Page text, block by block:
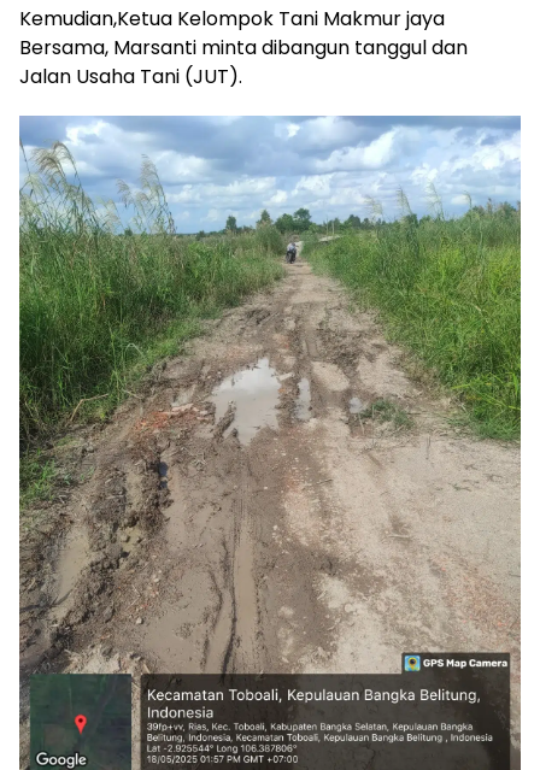
perkebunan sawit mengancam keberadaan ribuan
hektare sawah desa rias.
Bersama, Marsanti minta dibangun tanggul dan
Jalan Usaha Tani (JUT).